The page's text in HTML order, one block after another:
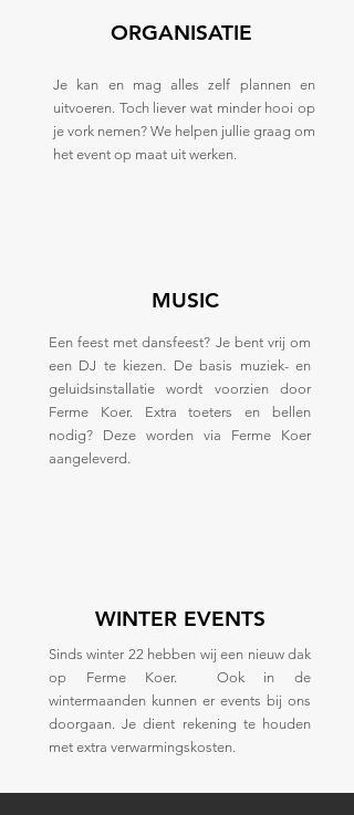
ORGANISATIE
Je kan en mag alles zelf plannen en
uitvoeren. Toch liever wat minder hooi op
je vork nemen? We helpen jullie graag om
het event op maat uit werken.
MUSIC
Een feest met dansfeest? Je bent vrij om
een DJ te kiezen. De basis muziek- en
geluidsinstallatie wordt voorzien door
Ferme Koer. Extra toeters en bellen
nodig? Deze worden via Ferme Koer
aangeleverd.
WINTER EVENTS
Sinds winter 22 hebben wij een nieuw dak
op Ferme Koer. Ook in de
wintermaanden kunnen er events bij ons
doorgaan. Je dient rekening te houden
met extra verwarmingskosten.